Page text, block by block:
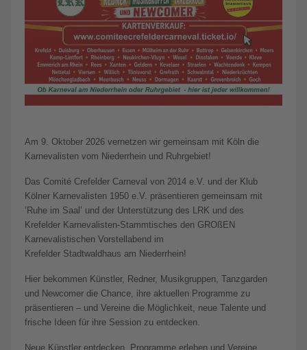
Am 9. Oktober 2026 vernetzen wir gemeinsam mit Köln die
Karnevalisten vom Niederrhein und Ruhrgebiet!
Das Comité Crefelder Carneval von 2014 e.V. und der Klub
Kölner Karnevalisten 1950 e.V. präsentieren gemeinsam mit
‘Ruhe im Saal’ und der Unterstützung des LRK und des
Krefelder Karnevalisten-Stammtisches den GROßEN
Karnevalistischen Vorstellabend im
Krefelder Stadtwaldhaus am Niederrhein!
Hier bekommen Künstler, Redner, Musikgruppen, Tanzgarden
und Newcomer die Chance, ihre aktuellen Programme zu
präsentieren – und Vereine die Möglichkeit, neue Talente und
frische Ideen für ihre Session zu entdecken.
Neue Künstler entdecken, Programme erleben und Vereine